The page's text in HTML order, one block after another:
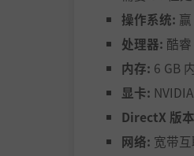
■可玩角色的扩展
数量从之前的标
操作系统:
处理器: 酷
内存: 6 GB
显卡:
DirectX 版
网络: 宽带